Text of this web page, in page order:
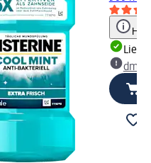
dm